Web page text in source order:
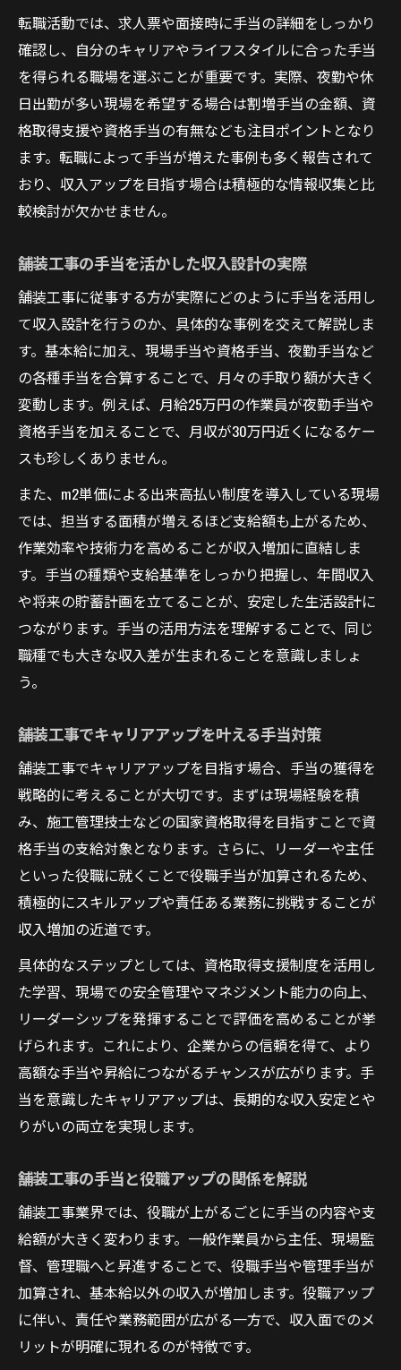
転職活動では、求人票や面接時に手当の詳細をしっかり
確認し、自分のキャリアやライフスタイルに合った手当
を得られる職場を選ぶことが重要です。実際、夜勤や休
日出勤が多い現場を希望する場合は割増手当の金額、資
格取得支援や資格手当の有無なども注目ポイントとなり
ます。転職によって手当が増えた事例も多く報告されて
おり、収入アップを目指す場合は積極的な情報収集と比
較検討が欠かせません。
舗装工事の手当を活かした収入設計の実際
舗装工事に従事する方が実際にどのように手当を活用し
て収入設計を行うのか、具体的な事例を交えて解説しま
す。基本給に加え、現場手当や資格手当、夜勤手当など
の各種手当を合算することで、月々の手取り額が大きく
変動します。例えば、月給25万円の作業員が夜勤手当や
資格手当を加えることで、月収が30万円近くになるケー
スも珍しくありません。
また、m2単価による出来高払い制度を導入している現場
では、担当する面積が増えるほど支給額も上がるため、
作業効率や技術力を高めることが収入増加に直結しま
す。手当の種類や支給基準をしっかり把握し、年間収入
や将来の貯蓄計画を立てることが、安定した生活設計に
つながります。手当の活用方法を理解することで、同じ
職種でも大きな収入差が生まれることを意識しましょ
う。
舗装工事でキャリアアップを叶える手当対策
舗装工事でキャリアアップを目指す場合、手当の獲得を
戦略的に考えることが大切です。まずは現場経験を積
み、施工管理技士などの国家資格取得を目指すことで資
格手当の支給対象となります。さらに、リーダーや主任
といった役職に就くことで役職手当が加算されるため、
積極的にスキルアップや責任ある業務に挑戦することが
収入増加の近道です。
具体的なステップとしては、資格取得支援制度を活用し
た学習、現場での安全管理やマネジメント能力の向上、
リーダーシップを発揮することで評価を高めることが挙
げられます。これにより、企業からの信頼を得て、より
高額な手当や昇給につながるチャンスが広がります。手
当を意識したキャリアアップは、長期的な収入安定とや
りがいの両立を実現します。
舗装工事の手当と役職アップの関係を解説
舗装工事業界では、役職が上がるごとに手当の内容や支
給額が大きく変わります。一般作業員から主任、現場監
督、管理職へと昇進することで、役職手当や管理手当が
加算され、基本給以外の収入が増加します。役職アップ
に伴い、責任や業務範囲が広がる一方で、収入面でのメ
リットが明確に現れるのが特徴です。